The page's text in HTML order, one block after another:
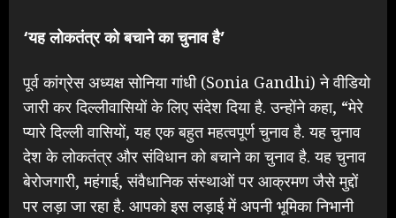
‘यह लोकतंत्र को बचाने का चुनाव है’
पूर्व कांग्रेस अध्यक्ष सोनिया गांधी (Sonia Gandhi) ने वीडियो
जारी कर दिल्लीवासियों के लिए संदेश दिया है. उन्होंने कहा, “मेरे
प्यारे दिल्ली वासियों, यह एक बहुत महत्वपूर्ण चुनाव है. यह चुनाव
देश के लोकतंत्र और संविधान को बचाने का चुनाव है. यह चुनाव
बेरोजगारी, महंगाई, संवैधानिक संस्थाओं पर आक्रमण जैसे मुद्दों
पर लड़ा जा रहा है. आपको इस लड़ाई में अपनी भूमिका निभानी